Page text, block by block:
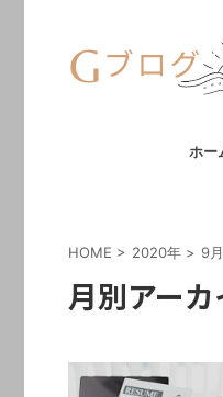
ホー
HOME > 2020年 > 9月
月別アー